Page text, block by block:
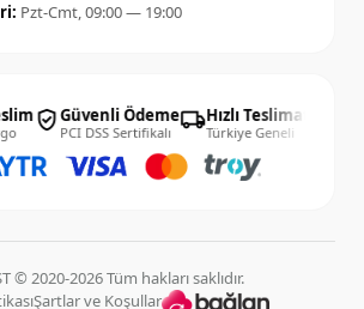
Pzt-Cmt, 09:00 — 19:00
verified_userGüvenli Ödeme
PCI DSS Sertifikalı local_shippingHızlı Teslimat
Türkiye Geneli
© 2020-2026 Tüm hakları saklıdır.
Şartlar ve Koşullar